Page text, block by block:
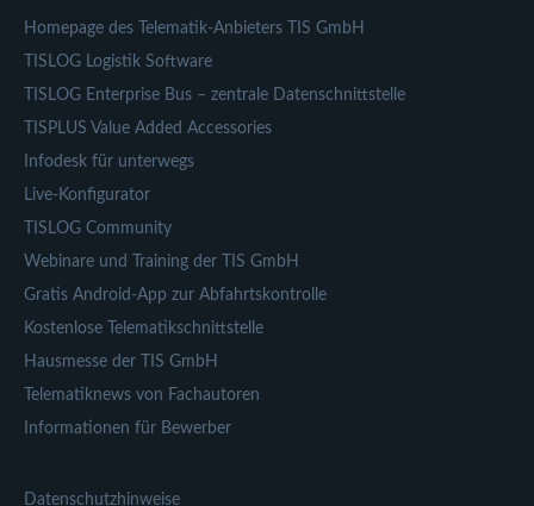
Homepage des Telematik-Anbieters TIS GmbH
TISLOG Logistik Software
TISLOG Enterprise Bus – zentrale Datenschnittstelle
TISPLUS Value Added Accessories
Infodesk für unterwegs
Live-Konfigurator
TISLOG Community
Webinare und Training der TIS GmbH
Gratis Android-App zur Abfahrtskontrolle
Kostenlose Telematikschnittstelle
Hausmesse der TIS GmbH
Telematiknews von Fachautoren
Informationen für Bewerber
Datenschutzhinweise